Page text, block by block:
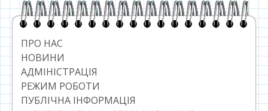
сайдбар
ПРО НАС
НОВИНИ
АДМІНІСТРАЦІЯ
РЕЖИМ РОБОТИ
ПУБЛІЧНА ІНФОРМАЦІЯ